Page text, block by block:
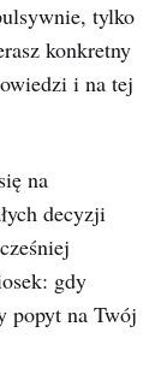
tylko
konkretny
i na tej
na
decyzji
gdy
popyt na Twój